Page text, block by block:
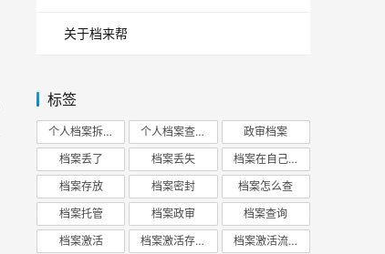
关于档来帮
标签
个人档案拆开 个人档案查询 政审档案
档案丢了 档案丢失 档案在自己手里
档案存放 档案密封 档案怎么查
档案托管 档案政审 档案查询
档案激活 档案激活存放 档案激活流程